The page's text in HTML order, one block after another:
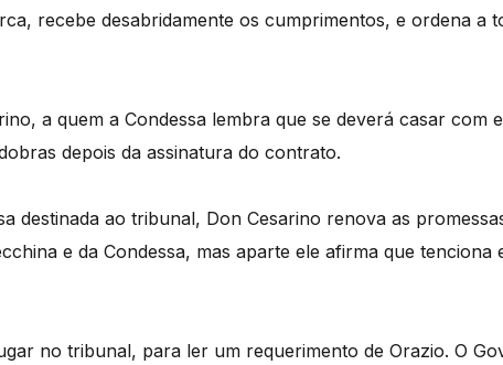
recebe desabridamente os cumprimentos, e ordena a
a quem a Condessa lembra que se deverá casar com
depois da assinatura do contrato.
destinada ao tribunal, Don Cesarino renova as
e da Condessa, mas aparte ele afirma que tenciona
no tribunal, para ler um requerimento de Orazio. O